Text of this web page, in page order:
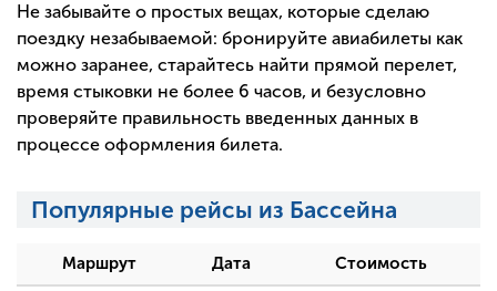
Не забывайте о простых вещах, которые сделаю
поездку незабываемой: бронируйте авиабилеты как
можно заранее, старайтесь найти прямой перелет,
время стыковки не более 6 часов, и безусловно
проверяйте правильность введенных данных в
процессе оформления билета.
Популярные рейсы из Бассейна
Маршрут Дата Стоимость